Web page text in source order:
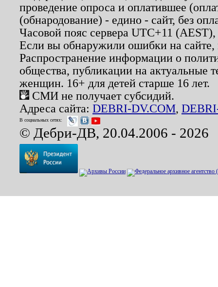
проведение опроса и оплатившее
(обнародование) - едино - сайт, без
Часовой пояс сервера UTC+11
Если вы обнаружили ошибки на
Распространение информации о
общества, публикации на актуальные
женщин. 16+ для детей старше 16 лет.
СМИ не получает субсидий.
Адреса сайта: DEBRI-DV.COM,
В социальных сетях:
© Дебри-ДВ, 20.04.2006 - 2026